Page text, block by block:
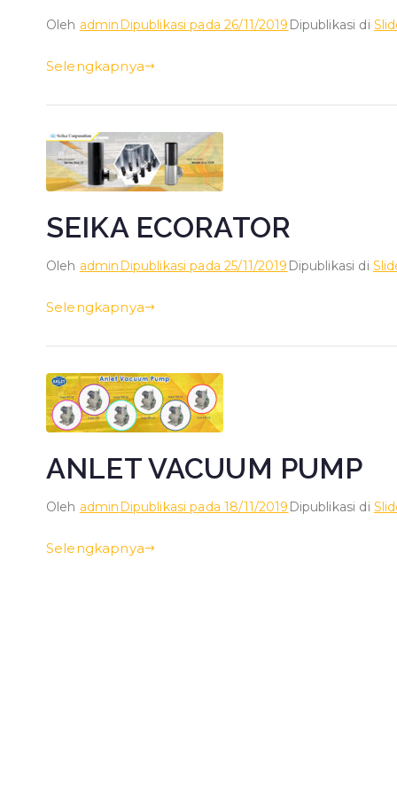
Oleh admin Dipublikasi pada26/11/2019 Dipublikasi di
Selengkapnya
SEIKA ECORATOR
Oleh admin Dipublikasi pada25/11/2019 Dipublikasi di
Selengkapnya
ANLET VACUUM PUMP
Oleh admin Dipublikasi pada18/11/2019 Dipublikasi di
Selengkapnya